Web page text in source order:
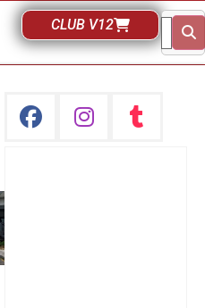
CLUB V12